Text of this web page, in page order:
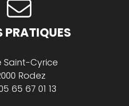
PRATIQUES
Saint-Cyrice
Rodez
65 67 01 13